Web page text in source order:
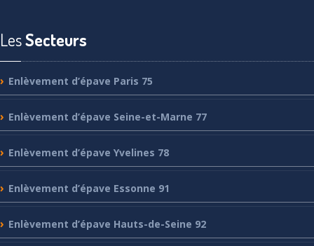
LesSecteurs
Enlèvement d’épave Paris 75
Enlèvement d’épave Seine-et-Marne 77
Enlèvement d’épave Yvelines 78
Enlèvement d’épave Essonne 91
Enlèvement d’épave Hauts-de-Seine 92